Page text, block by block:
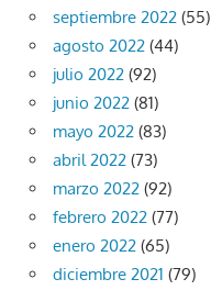
septiembre 2022 (55)
agosto 2022 (44)
julio 2022 (92)
junio 2022 (81)
mayo 2022 (83)
abril 2022 (73)
marzo 2022 (92)
febrero 2022 (77)
enero 2022 (65)
diciembre 2021 (79)